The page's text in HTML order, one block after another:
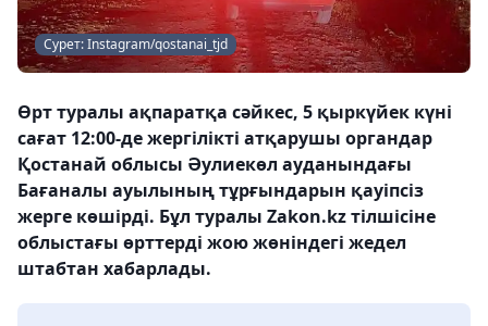
Сурет: Instagram/qostanai_tjd
Өрт туралы ақпаратқа сәйкес, 5 қыркүйек күні
сағат 12:00-де жергілікті атқарушы органдар
Қостанай облысы Әулиекөл ауданындағы
Бағаналы ауылының тұрғындарын қауіпсіз
жерге көшірді. Бұл туралы Zakon.kz тілшісіне
облыстағы өрттерді жою жөніндегі жедел
штабтан хабарлады.